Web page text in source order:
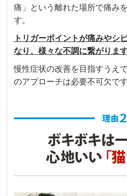
産後の首肩腰のこりや
りやすくて安心してお
何回か通院している今
一回の施術でも効果を
りして体が軽くなりまし
方法を体のどの部分に
せて教えて頂き、セル
がらできるのでモチベ
気の院です。
痛」という離れた場所で痛み
す。
トリガーポイントが痛みやシ
なり、様々な不調に繋がります
慢性症状の改善を目指すうえ
のアプローチは必要不可欠です